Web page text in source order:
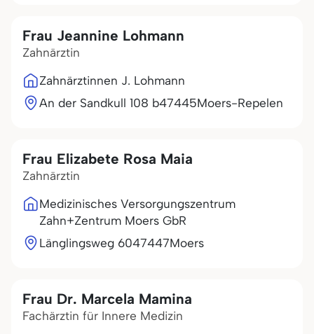
Frau Jeannine Lohmann
Zahnärztin
Zahnärztinnen J. Lohmann
An der Sandkull 108 b47445Moers-Repelen
Frau Elizabete Rosa Maia
Zahnärztin
Medizinisches Versorgungszentrum
Zahn+Zentrum Moers GbR
Länglingsweg 6047447Moers
Frau Dr. Marcela Mamina
Fachärztin für Innere Medizin